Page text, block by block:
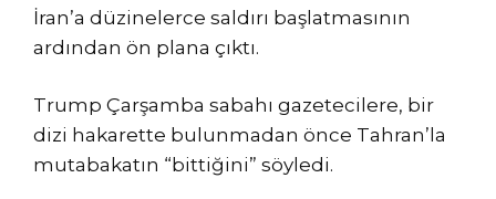
İran’a düzinelerce saldırı başlatmasının
ardından ön plana çıktı.
Trump Çarşamba sabahı gazetecilere, bir
dizi hakarette bulunmadan önce Tahran’la
mutabakatın “bittiğini” söyledi.